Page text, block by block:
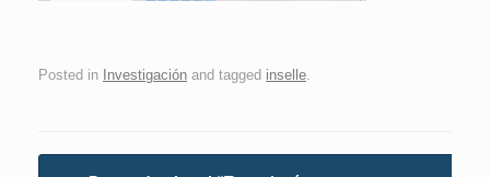
Posted in Investigación and tagged inselle